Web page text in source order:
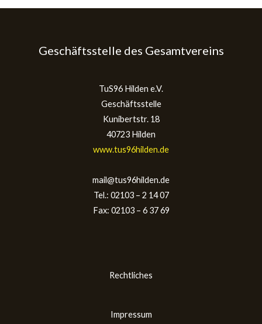
Geschäftsstelle des Gesamtvereins
TuS96 Hilden e.V.
Geschäftsstelle
Kunibertstr. 18
40723 Hilden
www.tus96hilden.de
mail@tus96hilden.de
Tel.: 02103 – 2 14 07
Fax: 02103 – 6 37 69
Rechtliches
Impressum